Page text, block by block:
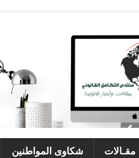
مقـالات شكاوى المواطنين